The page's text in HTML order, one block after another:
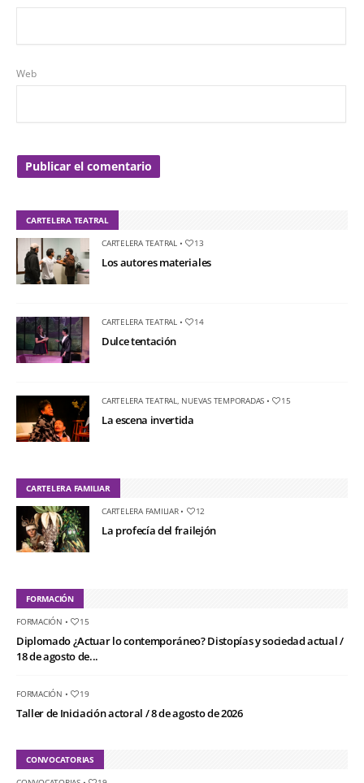
Web
CARTELERA TEATRAL
CARTELERA TEATRAL• 13
Los autores materiales
CARTELERA TEATRAL• 14
Dulce tentación
CARTELERA TEATRAL, NUEVAS TEMPORADAS • 15
La escena invertida
CARTELERA FAMILIAR
CARTELERA FAMILIAR• 12
La profecía del frailejón
FORMACIÓN
FORMACIÓN • 15
Diplomado ¿Actuar lo contemporáneo? Distopías y sociedad actual /
18 de agosto de...
FORMACIÓN • 19
Taller de Iniciación actoral / 8 de agosto de 2026
CONVOCATORIAS